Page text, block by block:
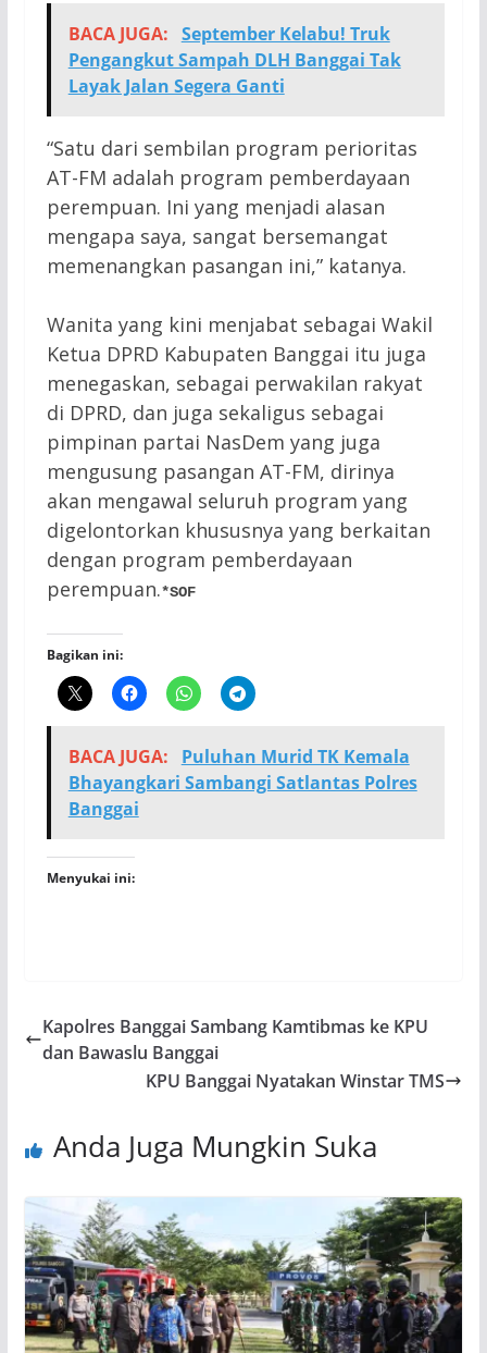
BACA JUGA: September Kelabu! Truk
Pengangkut Sampah DLH Banggai Tak
Layak Jalan Segera Ganti
“Satu dari sembilan program perioritas
AT-FM adalah program pemberdayaan
perempuan. Ini yang menjadi alasan
mengapa saya, sangat bersemangat
memenangkan pasangan ini,” katanya.
Wanita yang kini menjabat sebagai Wakil
Ketua DPRD Kabupaten Banggai itu juga
menegaskan, sebagai perwakilan rakyat
di DPRD, dan juga sekaligus sebagai
pimpinan partai NasDem yang juga
mengusung pasangan AT-FM, dirinya
akan mengawal seluruh program yang
digelontorkan khususnya yang berkaitan
dengan program pemberdayaan
perempuan.*SOF
Bagikan ini:
BACA JUGA:
Puluhan Murid TK Kemala
Bhayangkari Sambangi Satlantas Polres
Banggai
Menyukai ini:
Kapolres Banggai Sambang Kamtibmas ke KPU
dan Bawaslu Banggai
KPU Banggai Nyatakan Winstar TMS
Anda Juga Mungkin Suka